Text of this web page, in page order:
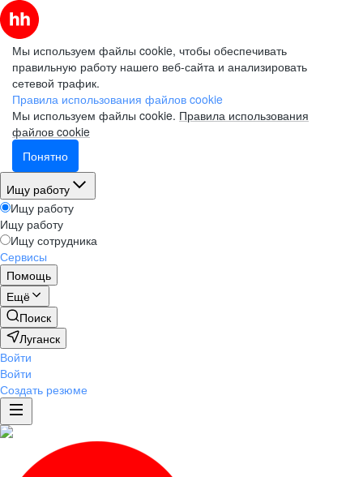
Мы используем файлы cookie, чтобы обеспечивать
правильную работу нашего веб-сайта и анализировать
сетевой трафик.
Правила использования файлов cookie
Мы используем файлы cookie. Правила использования
файлов cookie
Понятно
Ищу работу
Ищу работу
Ищу работу
Ищу сотрудника
Сервисы
Помощь
Ещё
Поиск
Луганск
Войти
Войти
Создать резюме